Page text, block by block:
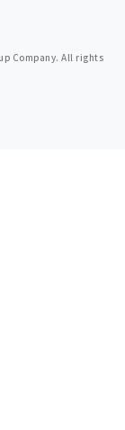
Company. All rights